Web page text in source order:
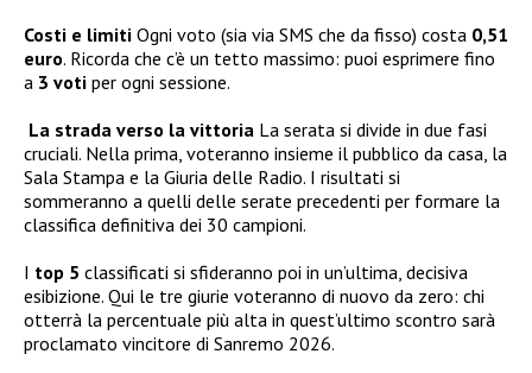
Costi e limiti Ogni voto (sia via SMS che da fisso) costa 0,51
euro. Ricorda che c’è un tetto massimo: puoi esprimere fino
a 3 voti per ogni sessione.
La strada verso la vittoria La serata si divide in due fasi
cruciali. Nella prima, voteranno insieme il pubblico da casa, la
Sala Stampa e la Giuria delle Radio. I risultati si
sommeranno a quelli delle serate precedenti per formare la
classifica definitiva dei 30 campioni.
I top 5 classificati si sfideranno poi in un’ultima, decisiva
esibizione. Qui le tre giurie voteranno di nuovo da zero: chi
otterrà la percentuale più alta in quest’ultimo scontro sarà
proclamato vincitore di Sanremo 2026.